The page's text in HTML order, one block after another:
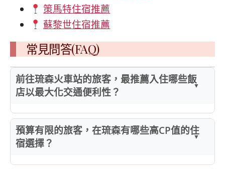
策馬特住宿推薦
蘇黎世住宿推薦
常見問答(FAQ)
前往琉森火車站的旅客，最推薦入住哪些飯
店以最大化交通便利性？
預算有限的旅客，在琉森有哪些高CP值的住
宿選擇？